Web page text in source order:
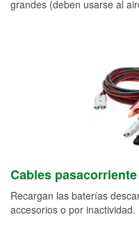
grandes (deben usarse al
Cables pasacorriente
Recargan las baterías
accesorios o por inactividad.